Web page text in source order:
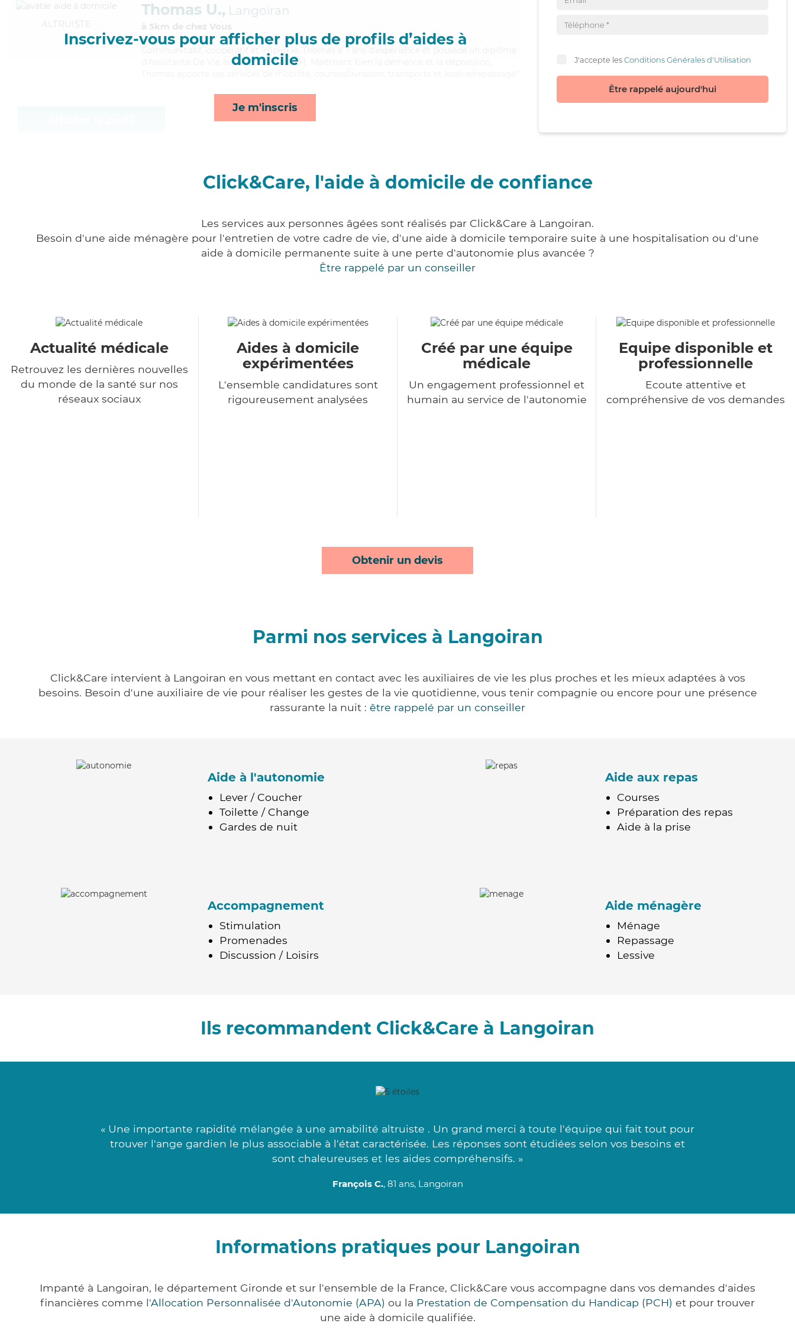
Inscrivez-vous pour afficher plus de profils d’aides à
domicile
Je m'inscris
ALTRUISTE
Thomas U., Langoiran
à 5km de chez Vous
Communicatif
, coopératif et impliqué, Thomas a 7 ans d'expérience et possède un diplôme
d'Assistante De Vie aux Familles (ADVF). Maitrisant bien la démence et la dépression,
J'accepte lesConditions Générales d'Utilisation
Être rappelé aujourd'hui
Click&Care, l'aide à domicile de confiance
Les services aux personnes âgées sont réalisés par Click&Care à Langoiran.
Besoin d'une aide ménagère pour l'entretien de votre cadre de vie, d'une aide à domicile temporaire suite à une hospitalisation ou d'une
aide à domicile permanente suite à une perte d'autonomie plus avancée ?
Être rappelé par un conseiller
Actualité médicale
Retrouvez les dernières nouvelles
du monde de la santé sur nos
réseaux sociaux
Aides à domicile
expérimentées
L'ensemble candidatures sont
rigoureusement analysées
Créé par une équipe
médicale
Un engagement professionnel et
humain au service de l'autonomie
Equipe disponible et
professionnelle
Ecoute attentive et
compréhensive de vos demandes
Obtenir un devis
Parmi nos services à Langoiran
Click&Care intervient à Langoiran en vous mettant en contact avec les auxiliaires de vie les plus proches et les mieux adaptées à vos
besoins. Besoin d'une auxiliaire de vie pour réaliser les gestes de la vie quotidienne, vous tenir compagnie ou encore pour une présence
rassurante la nuit : être rappelé par un conseiller
Aide à l'autonomie
Lever / Coucher
Toilette / Change
Gardes de nuit
Aide aux repas
Courses
Préparation des repas
Aide à la prise
Accompagnement
Stimulation
Promenades
Discussion / Loisirs
Aide ménagère
Ménage
Repassage
Lessive
Ils recommandent Click&Care à Langoiran
« Une importante rapidité mélangée à une amabilité altruiste . Un grand merci à toute l'équipe qui fait tout pour
trouver l'ange gardien le plus associable à l'état caractérisée. Les réponses sont étudiées selon vos besoins et
sont chaleureuses et les aides compréhensifs. »
François C., 81 ans, Langoiran
Informations pratiques pour Langoiran
Impanté à Langoiran, le département Gironde et sur l'ensemble de la France, Click&Care vous accompagne dans vos demandes d'aides
financières comme l'Allocation Personnalisée d'Autonomie (APA) ou la Prestation de Compensation du Handicap (PCH) et pour trouver
une aide à domicile qualifiée.